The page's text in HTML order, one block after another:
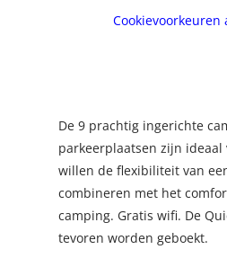
Cookievoorkeuren
De 9 prachtig ingerichte
parkeerplaatsen zijn ideaal
willen de flexibiliteit van
combineren met het
camping. Gratis wifi. De
tevoren worden geboekt.